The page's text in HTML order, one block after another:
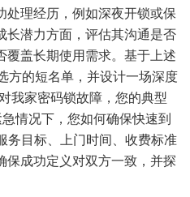
处理经历，例如深夜开锁或保
长潜力方面，评估其沟通是否
覆盖长期使用需求。基于上述
方的短名单，并设计一场深度
我家密码锁故障，您的典型
情况下，您如何确保快速到
务目标、上门时间、收费标准
保成功定义对双方一致，并探